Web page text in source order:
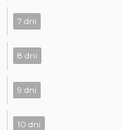
7 dni
8 dni
9 dni
10 dni